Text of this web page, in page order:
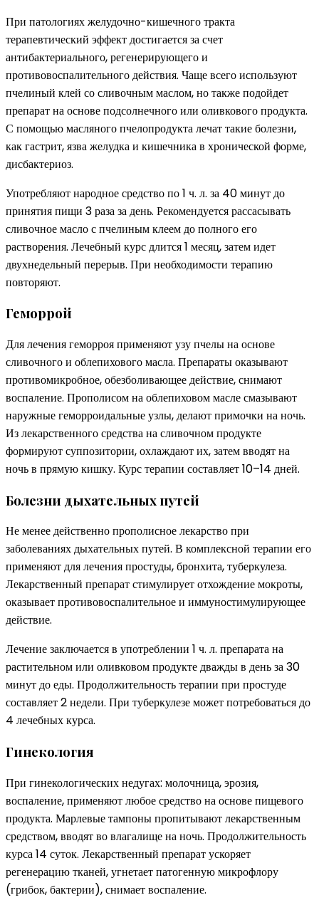
При патологиях желудочно-кишечного тракта
терапевтический эффект достигается за счет
антибактериального, регенерирующего и
противовоспалительного действия. Чаще всего используют
пчелиный клей со сливочным маслом, но также подойдет
препарат на основе подсолнечного или оливкового продукта.
С помощью масляного пчелопродукта лечат такие болезни,
как гастрит, язва желудка и кишечника в хронической форме,
дисбактериоз.
Употребляют народное средство по 1 ч. л. за 40 минут до
принятия пищи 3 раза за день. Рекомендуется рассасывать
сливочное масло с пчелиным клеем до полного его
растворения. Лечебный курс длится 1 месяц, затем идет
двухнедельный перерыв. При необходимости терапию
повторяют.
Геморрой
Для лечения геморроя применяют узу пчелы на основе
сливочного и облепихового масла. Препараты оказывают
противомикробное, обезболивающее действие, снимают
воспаление. Прополисом на облепиховом масле смазывают
наружные геморроидальные узлы, делают примочки на ночь.
Из лекарственного средства на сливочном продукте
формируют суппозитории, охлаждают их, затем вводят на
ночь в прямую кишку. Курс терапии составляет 10–14 дней.
Болезни дыхательных путей
Не менее действенно прополисное лекарство при
заболеваниях дыхательных путей. В комплексной терапии его
применяют для лечения простуды, бронхита, туберкулеза.
Лекарственный препарат стимулирует отхождение мокроты,
оказывает противовоспалительное и иммуностимулирующее
действие.
Лечение заключается в употреблении 1 ч. л. препарата на
растительном или оливковом продукте дважды в день за 30
минут до еды. Продолжительность терапии при простуде
составляет 2 недели. При туберкулезе может потребоваться до
4 лечебных курса.
Гинекология
При гинекологических недугах: молочница, эрозия,
воспаление, применяют любое средство на основе пищевого
продукта. Марлевые тампоны пропитывают лекарственным
средством, вводят во влагалище на ночь. Продолжительность
курса 14 суток. Лекарственный препарат ускоряет
регенерацию тканей, угнетает патогенную микрофлору
(грибок, бактерии), снимает воспаление.